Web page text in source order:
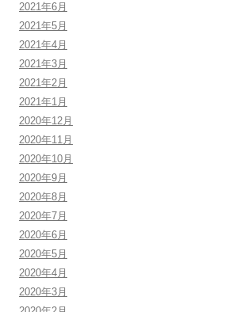
2021年6月
2021年5月
2021年4月
2021年3月
2021年2月
2021年1月
2020年12月
2020年11月
2020年10月
2020年9月
2020年8月
2020年7月
2020年6月
2020年5月
2020年4月
2020年3月